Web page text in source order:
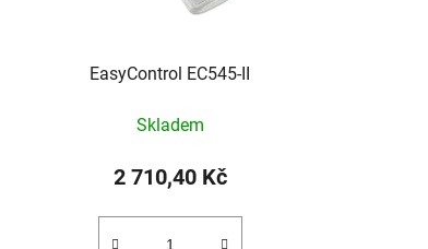
k
EasyControl EC545-II
Skladem
2 710,40 Kč